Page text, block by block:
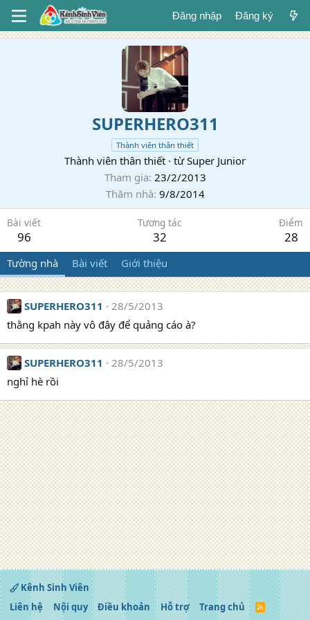
Đăng nhập Đăng ký
SUPERHERO311
Thành viên thân thiết
Thành viên thân thiết · từSuper Junior
Tham gia 23/2/2013
Thăm nhà 9/8/2014
Bài viết
96
Tương tác
32
Điểm
28
Tường nhà Bài viết Giới thiệu
SUPERHERO311
28/5/2013
thằng kpah này vô đây để quảng cáo à?
SUPERHERO311
28/5/2013
nghỉ hè rồi
Kênh Sinh Viên
Liên hệ
Nội quy Điều khoản Hỗ trợ Trang chủ
R